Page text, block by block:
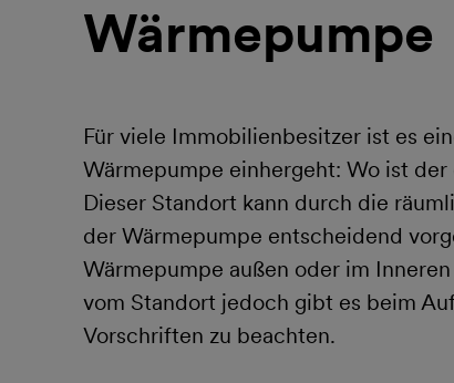
Wärmepumpe
Für viele Immobilienbesitzer ist es
Wärmepumpe einhergeht: Wo ist
Dieser Standort kann durch die
der Wärmepumpe entscheidend
Wärmepumpe außen oder im
vom Standort jedoch gibt es beim
Vorschriften zu beachten.